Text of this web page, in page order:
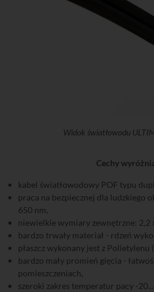
Widok światłowodu
Cechy
kabel światłowodowy POF typu
praca na bezpiecznej dla ludzkiego
650 nm,
niewielkie wymiary zewnętrzne: 2,2
bardzo trwały materiał - rdzeń
płaszcz wykonany jest z Polietylenu
bardzo mały promień gięcia -
pomieszczeniach,
szeroki zakres temperatur pacy -